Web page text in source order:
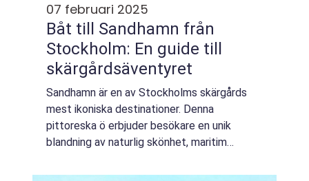
07 februari 2025
Båt till Sandhamn från
Stockholm: En guide till
skärgårdsäventyret
Sandhamn är en av Stockholms skärgårds
mest ikoniska destinationer. Denna
pittoreska ö erbjuder besökare en unik
blandning av naturlig skönhet, maritim
många resen&a...